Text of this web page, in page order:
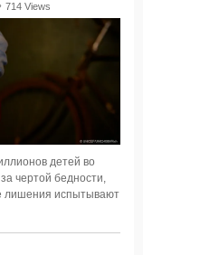
714 Views
детей во
чертой бедности,
лишения испытывают